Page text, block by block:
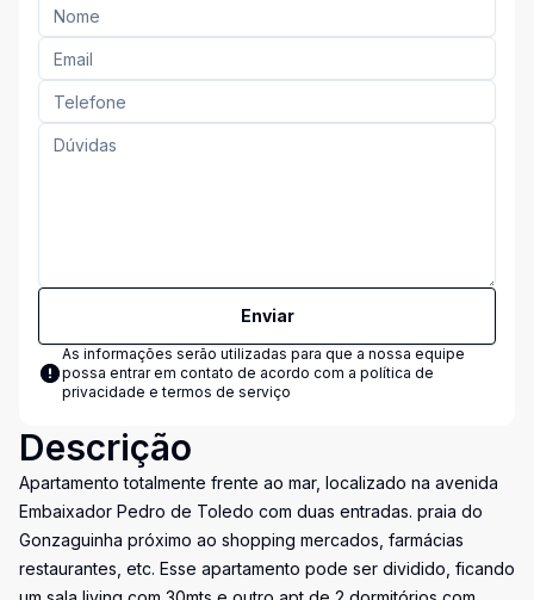
Enviar
As informações serão utilizadas para que a nossa equipe
possa entrar em contato de acordo com a política de
privacidade e termos de serviço
Descrição
Apartamento totalmente frente ao mar, localizado na avenida
Embaixador Pedro de Toledo com duas entradas. praia do
Gonzaguinha próximo ao shopping mercados, farmácias
restaurantes, etc. Esse apartamento pode ser dividido, ficando